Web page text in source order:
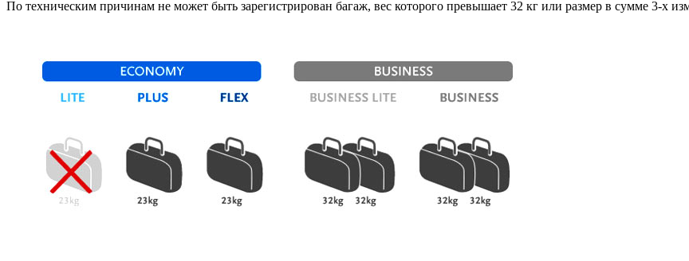
По техническим причинам не может быть зарегистрирован багаж, вес которого превышает 32 кг или размер в сумме 3-х